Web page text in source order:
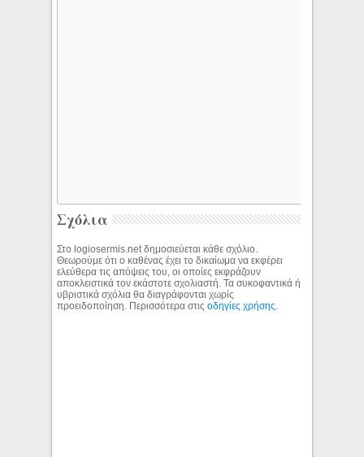
Σχόλια
Στο logiosermis.net δημοσιεύεται κάθε σχόλιο.
Θεωρούμε ότι ο καθένας έχει το δικαίωμα να εκφέρει
ελεύθερα τις απόψεις του, οι οποίες εκφράζουν
αποκλειστικά τον εκάστοτε σχολιαστή. Τα συκοφαντικά ή
υβριστικά σχόλια θα διαγράφονται χωρίς
προειδοποίηση. Περισσότερα στιςοδηγίες χρήσης.